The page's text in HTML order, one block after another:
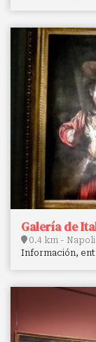
Galería de
0.4 km - Napoli
Información,